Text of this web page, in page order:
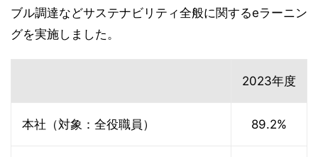
ブル調達などサステナビリティ全般に関するeラーニン
グを実施しました。
2023年度
本社（対象：全役職員） 89.2%